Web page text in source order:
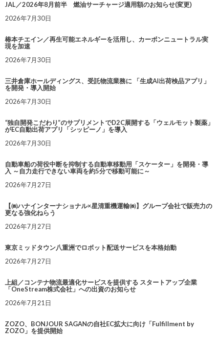
JAL／2026年8月前半 燃油サーチャージ適用額のお知らせ(変更)
2026年7月30日
椿本チエイン／再生可能エネルギーを活用し、カーボンニュートラル実
現を加速
2026年7月30日
三井倉庫ホールディングス、受託物流業務に 「生成AI出荷検品アプリ」
を開発・導入開始
2026年7月30日
“独自開発こだわり”のサプリメントでD2C展開する「ウェルモット製薬」
がEC自動出荷アプリ「シッピーノ」を導入
2026年7月30日
自動車船の荷役中断を抑制する自動車移動用「スケーター」を開発・導
入 ～自力走行できない車両を約5分で移動可能に～
2026年7月27日
【㈱ハナインターナショナル×星清重機運輸㈱】グループ会社で販売力の
更なる強化ねらう
2026年7月27日
東京ミッドタウン八重洲でロボット配送サービスを本格始動
2026年7月27日
上組／コンテナ物流最適化サービスを提供する スタートアップ企業
「OneStream株式会社」への出資のお知らせ
2026年7月21日
ZOZO、BONJOUR SAGANの自社EC拡大に向け「Fulfillment by
ZOZO」を提供開始